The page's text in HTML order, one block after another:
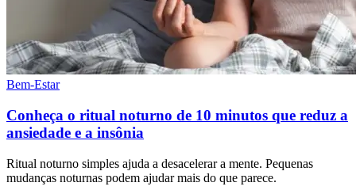
Bem-Estar
Conheça o ritual noturno de 10 minutos que reduz a
ansiedade e a insônia
Ritual noturno simples ajuda a desacelerar a mente. Pequenas
mudanças noturnas podem ajudar mais do que parece.